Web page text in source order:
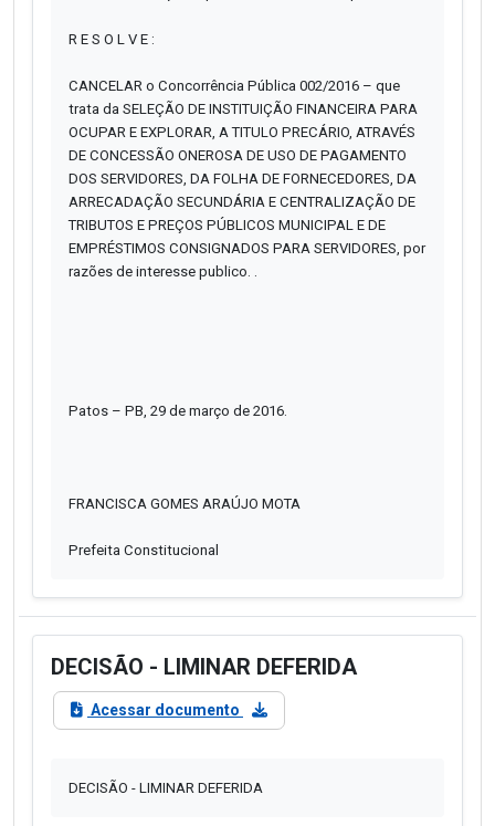
R E S O L V E :
CANCELAR o Concorrência Pública 002/2016 – que
trata da SELEÇÃO DE INSTITUIÇÃO FINANCEIRA PARA
OCUPAR E EXPLORAR, A TITULO PRECÁRIO, ATRAVÉS
DE CONCESSÃO ONEROSA DE USO DE PAGAMENTO
DOS SERVIDORES, DA FOLHA DE FORNECEDORES, DA
ARRECADAÇÃO SECUNDÁRIA E CENTRALIZAÇÃO DE
TRIBUTOS E PREÇOS PÚBLICOS MUNICIPAL E DE
EMPRÉSTIMOS CONSIGNADOS PARA SERVIDORES, por
razões de interesse publico. .
Patos – PB, 29 de março de 2016.
FRANCISCA GOMES ARAÚJO MOTA
Prefeita Constitucional
DECISÃO - LIMINAR DEFERIDA
Acessar documento
DECISÃO - LIMINAR DEFERIDA